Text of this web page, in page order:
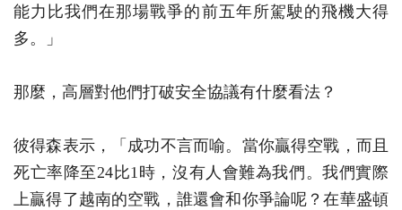
能力比我們在那場戰爭的前五年所駕駛的飛機大得
多。」
那麼，高層對他們打破安全協議有什麼看法？
彼得森表示，「成功不言而喻。當你贏得空戰，而且
死亡率降至24比1時，沒有人會難為我們。我們實際
上贏得了越南的空戰，誰還會和你爭論呢？在華盛頓